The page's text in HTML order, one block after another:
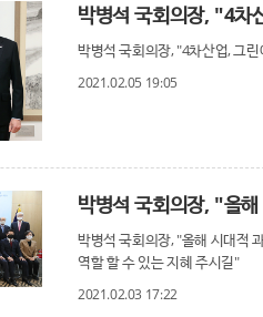
박병석 국회의장, "4차산업, 그
2021.02.05 19:05
박병석 국회의장, "올해 시대적
역할 할 수 있는 지혜 주시길"
2021.02.03 17:22